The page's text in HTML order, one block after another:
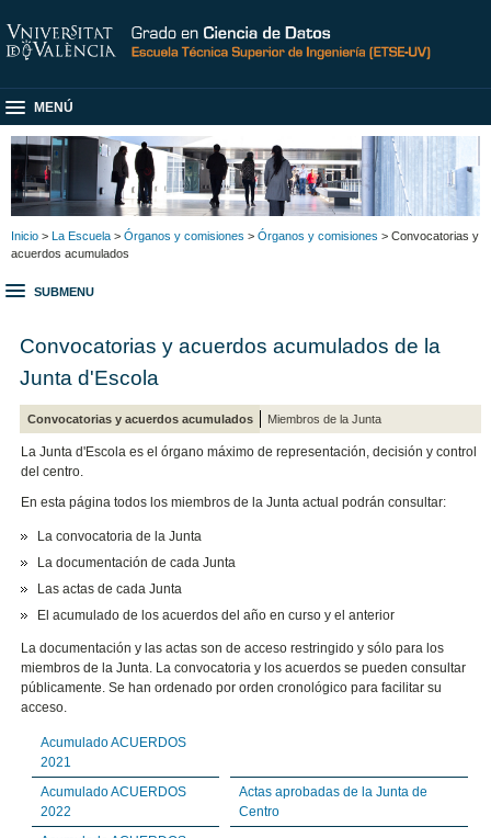
MENÚ
Inicio > La Escuela > Órganos y comisiones > Órganos y comisiones > Convocatorias y
acuerdos acumulados
SUBMENU
Convocatorias y acuerdos acumulados de la
Junta d'Escola
Convocatorias y acuerdos acumulados Miembros de la Junta
La Junta d'Escola es el órgano máximo de representación, decisión y control
del centro.
En esta página todos los miembros de la Junta actual podrán consultar:
La convocatoria de la Junta
La documentación de cada Junta
Las actas de cada Junta
El acumulado de los acuerdos del año en curso y el anterior
La documentación y las actas son de acceso restringido y sólo para los
miembros de la Junta. La convocatoria y los acuerdos se pueden consultar
públicamente. Se han ordenado por orden cronológico para facilitar su
acceso.
Acumulado ACUERDOS
2021
Acumulado ACUERDOS
2022
Actas aprobadas de la Junta de
Centro